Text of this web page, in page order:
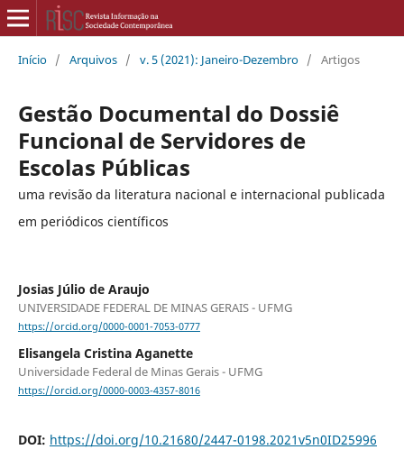
Início / Arquivos / v. 5 (2021): Janeiro-Dezembro / Artigos
Gestão Documental do Dossiê
Funcional de Servidores de
Escolas Públicas
uma revisão da literatura nacional e internacional publicada
em periódicos científicos
Josias Júlio de Araujo
UNIVERSIDADE FEDERAL DE MINAS GERAIS - UFMG
https://orcid.org/0000-0001-7053-0777
Elisangela Cristina Aganette
Universidade Federal de Minas Gerais - UFMG
https://orcid.org/0000-0003-4357-8016
DOI: https://doi.org/10.21680/2447-0198.2021v5n0ID25996